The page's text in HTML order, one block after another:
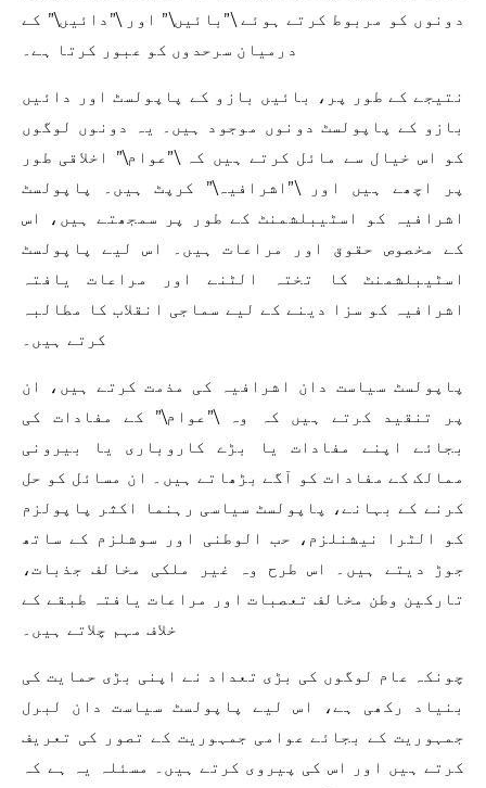
دونوں کو مربوط کرتے ہوئے \”بائیں\” اور \”دائیں\” کے
درمیان سرحدوں کو عبور کرتا ہے۔
نتیجے کے طور پر، بائیں بازو کے پاپولسٹ اور دائیں
بازو کے پاپولسٹ دونوں موجود ہیں۔ یہ دونوں لوگوں
کو اس خیال سے مائل کرتے ہیں کہ \”عوام\” اخلاقی طور
پر اچھے ہیں اور \”اشرافیہ\” کرپٹ ہیں۔ پاپولسٹ
اشرافیہ کو اسٹیبلشمنٹ کے طور پر سمجھتے ہیں، اس
کے مخصوص حقوق اور مراعات ہیں۔ اس لیے پاپولسٹ
اسٹیبلشمنٹ کا تختہ الٹنے اور مراعات یافتہ
اشرافیہ کو سزا دینے کے لیے سماجی انقلاب کا مطالبہ
کرتے ہیں۔
پاپولسٹ سیاست دان اشرافیہ کی مذمت کرتے ہیں، ان
پر تنقید کرتے ہیں کہ وہ \”عوام\” کے مفادات کی
بجائے اپنے مفادات یا بڑے کاروباری یا بیرونی
ممالک کے مفادات کو آگے بڑھاتے ہیں۔ ان مسائل کو حل
کرنے کے بہانے، پاپولسٹ سیاسی رہنما اکثر پاپولزم
کو الٹرا نیشنلزم، حب الوطنی اور سوشلزم کے ساتھ
جوڑ دیتے ہیں۔ اس طرح وہ غیر ملکی مخالف جذبات،
تارکین وطن مخالف تعصبات اور مراعات یافتہ طبقے کے
خلاف مہم چلاتے ہیں۔
چونکہ عام لوگوں کی بڑی تعداد نے اپنی بڑی حمایت کی
بنیاد رکھی ہے، اس لیے پاپولسٹ سیاست دان لبرل
جمہوریت کے بجائے عوامی جمہوریت کے تصور کی تعریف
کرتے ہیں اور اس کی پیروی کرتے ہیں۔ مسئلہ یہ ہے کہ